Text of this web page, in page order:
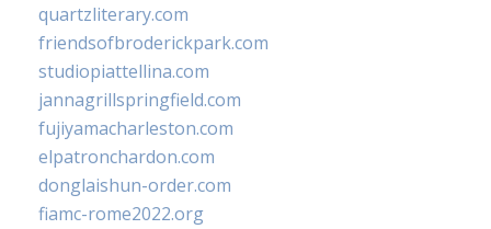
quartzliterary.com
friendsofbroderickpark.com
studiopiattellina.com
jannagrillspringfield.com
fujiyamacharleston.com
elpatronchardon.com
donglaishun-order.com
fiamc-rome2022.org